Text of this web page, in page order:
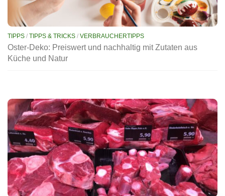
TIPPS / TIPPS & TRICKS / VERBRAUCHERTIPPS
Oster-Deko: Preiswert und nachhaltig mit Zutaten aus
Küche und Natur